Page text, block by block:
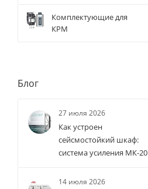
Комплектующие для
КРМ
Блог
27 июля 2026
Как устроен
сейсмостойкий шкаф:
система усиления МК-20
14 июля 2026